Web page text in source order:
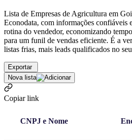
Lista de Empresas de Agricultura em
Econodata, com informações confiáveis
rotina do vendedor, economizando
para um funil de vendas eficiente. É a
listas frias, mais leads qualificados no
Exportar
Nova lista
Copiar link
CNPJ e Nome